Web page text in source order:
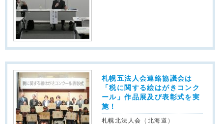
札幌五法人会連絡協議会は
「税に関する絵はがきコンク
ール」作品展及び表彰式を実
施！
札幌北法人会（北海道）